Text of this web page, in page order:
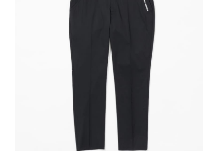
お知らせを受け取る
いつでもメール内のリンクから配信停止できます